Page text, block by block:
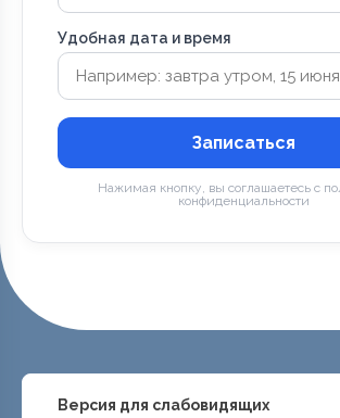
Удобная дата и время
Записаться
Нажимая кнопку, вы соглашаетесь с
конфиденциальности
Версия для слабовидящих